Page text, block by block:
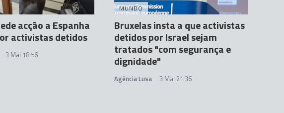
acção a Espanha
activistas detidos
3 Mai 18:56
MUNDO
Bruxelas insta a que activistas
detidos por Israel sejam
tratados "com segurança e
dignidade"
Agência Lusa 3 Mai 21:36